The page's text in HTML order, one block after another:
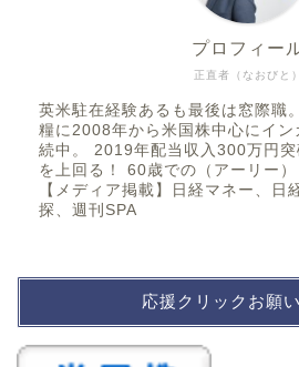
正直者（なおびと）
プロフィー
英米駐在経験あるも最後は窓際職
糧に2008年から米国株中心にイン
続中。 2019年配当収入300万円
を上回る！ 60歳での（アーリー）
【メディア掲載】日経マネー、日
探、週刊SPA
応援クリックお願